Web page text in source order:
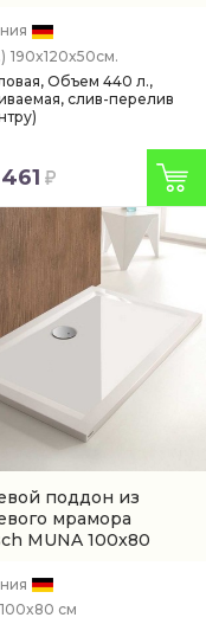
190x120x50см.
Объем 440 л.,
слив-перелив
поддон из
мрамора
MUNA 100x80
100x80 см